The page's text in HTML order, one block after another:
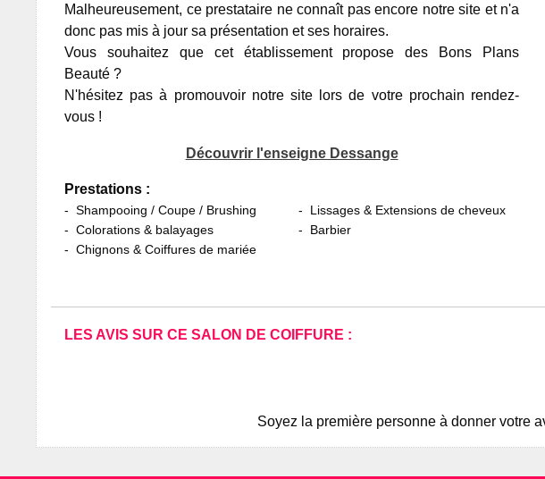
Malheureusement, ce prestataire ne connaît pas encore notre site et n'a
donc pas mis à jour sa présentation et ses horaires.
Vous souhaitez que cet établissement propose des Bons Plans
Beauté ?
N'hésitez pas à promouvoir notre site lors de votre prochain rendez-
vous !
Découvrir l'enseigne Dessange
Prestations :
Shampooing / Coupe / Brushing
Colorations & balayages
Chignons & Coiffures de mariée
Lissages & Extensions de cheveux
Barbier
LES AVIS SUR CE SALON DE COIFFURE :
Soyez la première personne à donner votre